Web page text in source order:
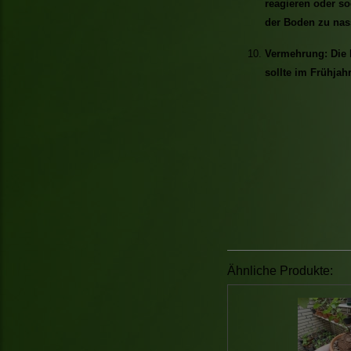
reagieren oder
der Boden zu
Vermehrung: Die
sollte im
Ähnliche Produkte: